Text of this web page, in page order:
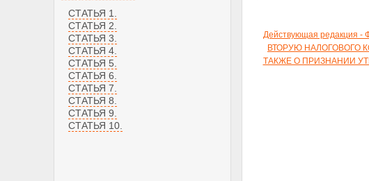
СТАТЬЯ 1.
СТАТЬЯ 2.
СТАТЬЯ 3.
СТАТЬЯ 4.
СТАТЬЯ 5.
СТАТЬЯ 6.
СТАТЬЯ 7.
СТАТЬЯ 8.
СТАТЬЯ 9.
СТАТЬЯ 10.
Действующая
ВТОРУЮ НАЛОГОВОГО
ТАКЖЕ О ПРИЗНАНИИ